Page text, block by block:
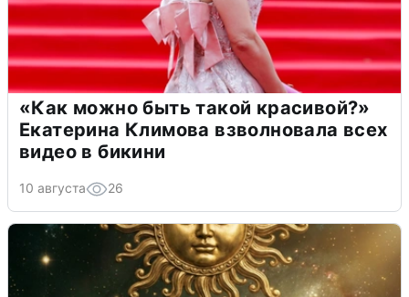
«Как можно быть такой красивой?»
Екатерина Климова взволновала всех
видео в бикини
10 августа 26